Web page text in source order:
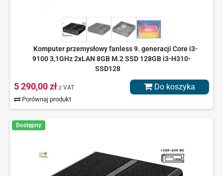
Komputer przemysłowy fanless 9. generacji Core i3-
9100 3,1GHz 2xLAN 8GB M.2 SSD 128GB i3-H310-
SSD128
5 290,00 zł z VAT
Porównaj produkt
Do koszyka
Dostępny